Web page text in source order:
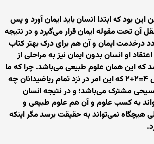
این بود که ابتدا انسان باید ایمان آورد و پس
آن تحت مقوله ایمان قرار می‌گیرد و در نتیجه
درخدمت ایمان و آن هم برای درک بهتر کتاب
او انسان بدون ایمان نیز به مراحلی از
این همان علوم طبیعی می‌باشد. چرا که ما
می‌بینیم که فی المثل ۴=۲+۲ که این امر در نزد تمام ریاضیدانان چه
مشترک می‌باشد؛ و در نتیجه انسان
به کسب علوم و آن هم علوم طبیعی و
هیچگاه نمی‌تواند به حقیقت برسد مگر اینکه